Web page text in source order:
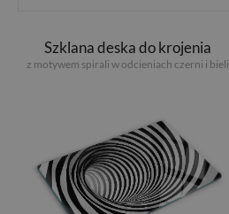
Szklana deska do krojenia
z motywem spirali w odcieniach czerni i bieli